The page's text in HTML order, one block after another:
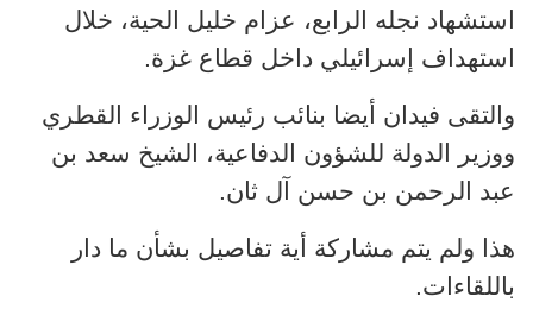
استشهاد نجله الرابع، عزام خليل الحية، خلال
استهداف إسرائيلي داخل قطاع غزة.
والتقى فيدان أيضا بنائب رئيس الوزراء القطري
ووزير الدولة للشؤون الدفاعية، الشيخ سعد بن
عبد الرحمن بن حسن آل ثان.
هذا ولم يتم مشاركة أية تفاصيل بشأن ما دار
باللقاءات.